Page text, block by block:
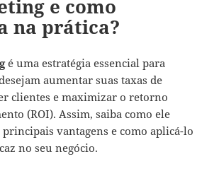
e como
na prática?
é uma estratégia essencial para
aumentar suas taxas de
clientes e maximizar o retorno
(ROI). Assim, saiba como ele
vantagens e como aplicá-lo
no seu negócio.